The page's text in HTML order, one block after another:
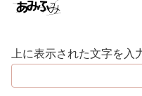
上に表示された文字を入